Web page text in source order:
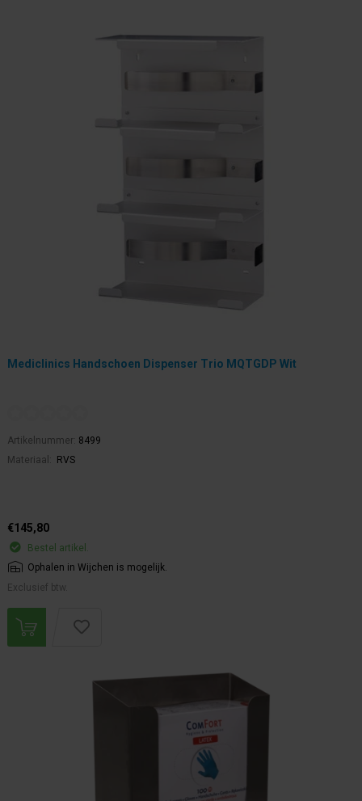
Mediclinics Handschoen Dispenser Trio MQTGDP Wit
Artikelnummer: 8499
Materiaal:
RVS
€145,80
Bestel artikel.
Ophalen in Wijchen is mogelijk.
Exclusief btw.